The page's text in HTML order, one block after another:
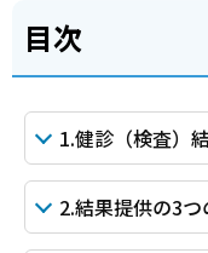
目次
1.健診（検査）
2.結果提供の3